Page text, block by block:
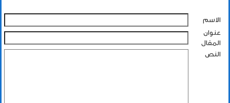
الاسم
عنوان
المقال
النص